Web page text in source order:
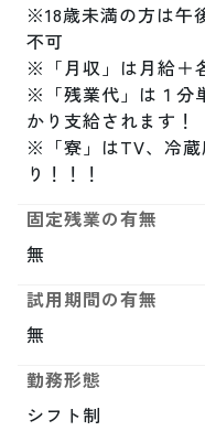
※18歳未満の方は午
不可
※「月収」は月給＋
※「残業代」は１分
かり支給されます！
※「寮」はTV、冷蔵
り！！！
固定残業の有無
無
試用期間の有無
無
勤務形態
シフト制